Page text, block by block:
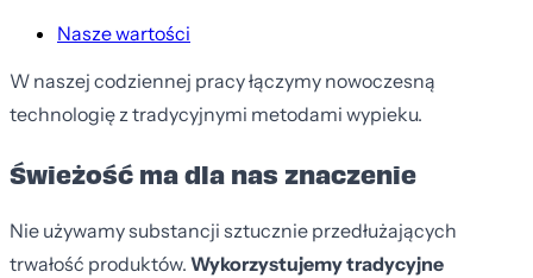
Nasze wartości
W naszej codziennej pracy łączymy nowoczesną
technologię z tradycyjnymi metodami wypieku.
Świeżość ma dla nas znaczenie
Nie używamy substancji sztucznie przedłużających
trwałość produktów.Wykorzystujemy tradycyjne